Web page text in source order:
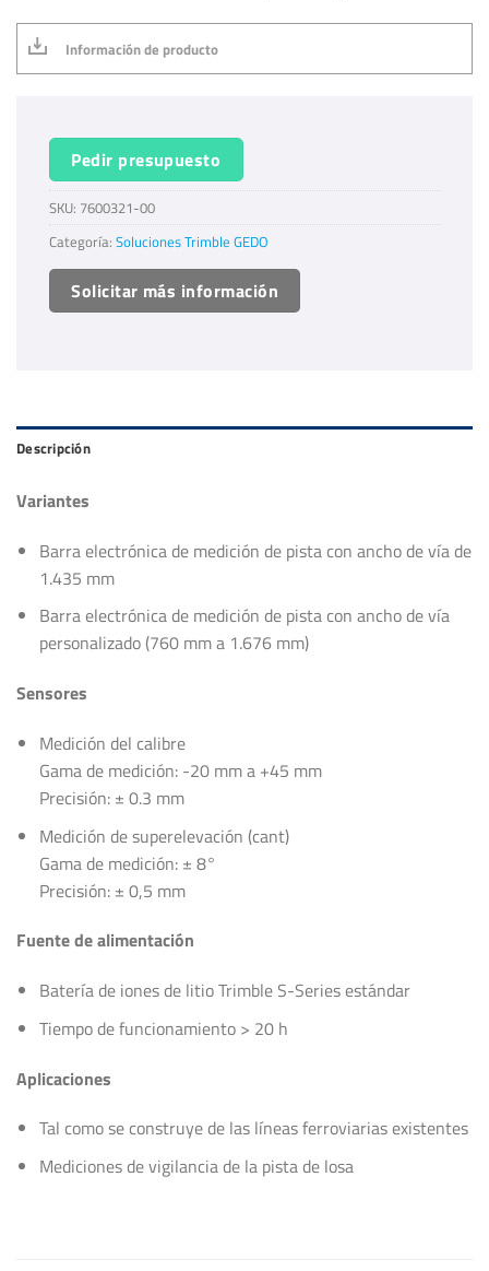
Información de producto
Pedir presupuesto
SKU: 7600321-00
Categoría: Soluciones Trimble GEDO
Solicitar más información
Descripción
Variantes
Barra electrónica de medición de pista con ancho de vía de
1.435 mm
Barra electrónica de medición de pista con ancho de vía
personalizado (760 mm a 1.676 mm)
Sensores
Medición del calibre
Gama de medición: -20 mm a +45 mm
Precisión: ± 0.3 mm
Medición de superelevación (cant)
Gama de medición: ± 8°
Precisión: ± 0,5 mm
Fuente de alimentación
Batería de iones de litio Trimble S-Series estándar
Tiempo de funcionamiento > 20 h
Aplicaciones
Tal como se construye de las líneas ferroviarias existentes
Mediciones de vigilancia de la pista de losa